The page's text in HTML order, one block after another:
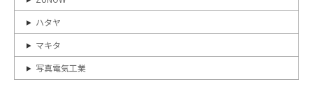
ハタヤ
マキタ
写真電気工業